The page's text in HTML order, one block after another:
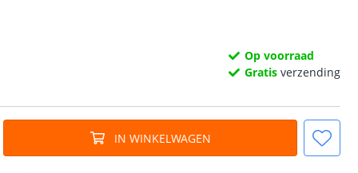
Op voorraad
Gratis verzending
IN WINKELWAGEN